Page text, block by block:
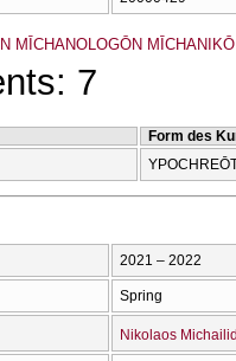
MĪCΗANOLOGŌN
7
Form des
2021 – 2022
Spring
Nikolaos